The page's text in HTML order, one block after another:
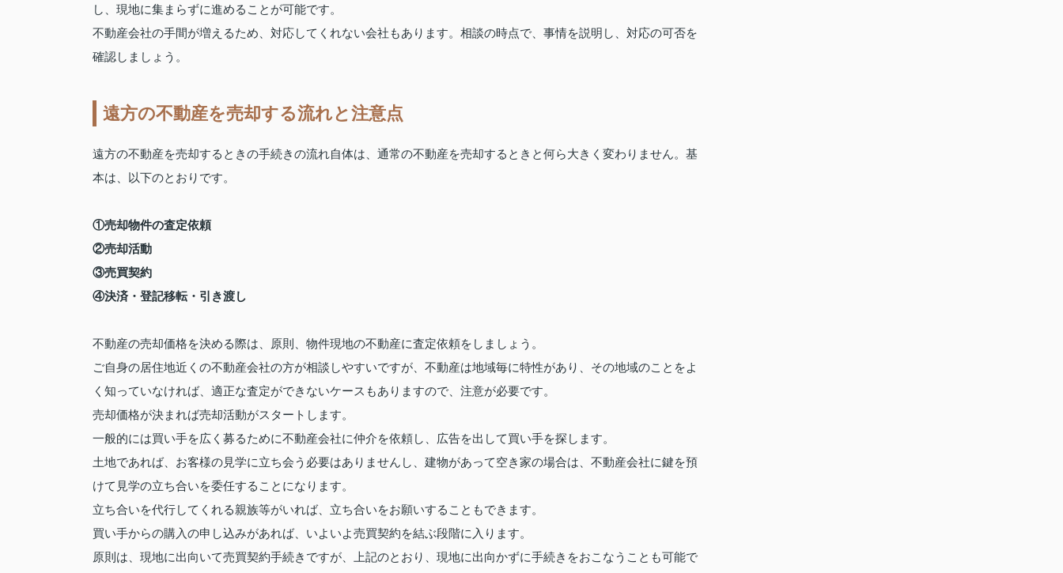
し、現地に集まらずに進めることが可能です。
不動産会社の手間が増えるため、対応してくれない会社もあります。相談の時点で、事情を説明し、対応の可否を
確認しましょう。
遠方の不動産を売却する流れと注意点
遠方の不動産を売却するときの手続きの流れ自体は、通常の不動産を売却するときと何ら大きく変わりません。基
本は、以下のとおりです。
①売却物件の査定依頼
②売却活動
③売買契約
④決済・登記移転・引き渡し
不動産の売却価格を決める際は、原則、物件現地の不動産に査定依頼をしましょう。
ご自身の居住地近くの不動産会社の方が相談しやすいですが、不動産は地域毎に特性があり、その地域のことをよ
く知っていなければ、適正な査定ができないケースもありますので、注意が必要です。
売却価格が決まれば売却活動がスタートします。
一般的には買い手を広く募るために不動産会社に仲介を依頼し、広告を出して買い手を探します。
土地であれば、お客様の見学に立ち会う必要はありませんし、建物があって空き家の場合は、不動産会社に鍵を預
けて見学の立ち合いを委任することになります。
立ち合いを代行してくれる親族等がいれば、立ち合いをお願いすることもできます。
買い手からの購入の申し込みがあれば、いよいよ売買契約を結ぶ段階に入ります。
原則は、現地に出向いて売買契約手続きですが、上記のとおり、現地に出向かずに手続きをおこなうことも可能で